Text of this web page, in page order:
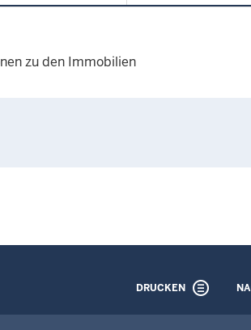
zu den Immobilien
DRUCKEN